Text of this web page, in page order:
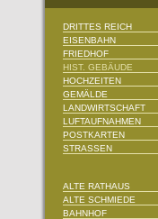
DRITTES REICH
EISENBAHN
FRIEDHOF
HIST. GEBÄUDE
HOCHZEITEN
GEMÄLDE
LANDWIRTSCHAFT
LUFTAUFNAHMEN
POSTKARTEN
STRASSEN
ALTE RATHAUS
ALTE SCHMIEDE
BAHNHOF